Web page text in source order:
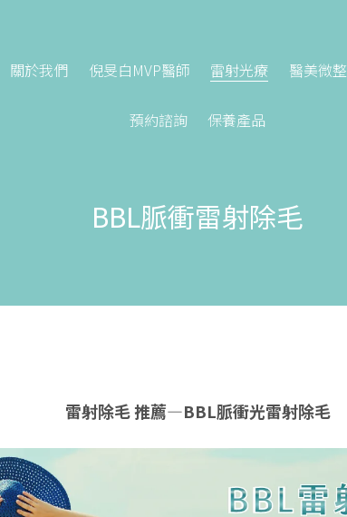
關於我們 倪旻白MVP醫師 雷射光療 醫美微整
預約諮詢 保養產品
BBL脈衝雷射除毛
雷射除毛 推薦—BBL脈衝光雷射除毛